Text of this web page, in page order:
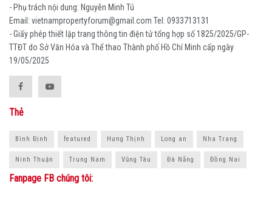
- Phụ trách nội dung: Nguyễn Minh Tú
Email: vietnampropertyforum@gmail.com Tel: ‭0933713131
- Giấy phép thiết lập trang thông tin điện tử tổng hợp số 1825/2025/GP-
TTĐT do Sở Văn Hóa và Thể thao Thành phố Hồ Chí Minh cấp ngày
19/05/2025
Thẻ
Bình Định featured Hưng Thịnh Long an Nha Trang
Ninh Thuận Trung Nam Vũng Tàu Đà Nẵng Đồng Nai
Fanpage FB chúng tôi: